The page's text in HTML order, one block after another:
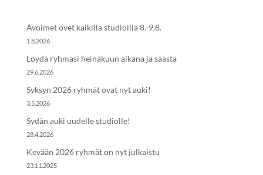
Avoimet ovet kaikilla studioilla 8.-9.8.
1.8.2026
Löydä ryhmäsi heinäkuun aikana ja säästä
29.6.2026
Syksyn 2026 ryhmät ovat nyt auki!
3.5.2026
Sydän auki uudelle studiolle!
28.4.2026
Kevään 2026 ryhmät on nyt julkaistu
23.11.2025